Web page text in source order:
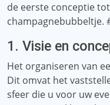
de eerste conceptie
champagnebubbeltje.
1. Visie en
Het organiseren van
Dit omvat het
sfeer die u voor uw